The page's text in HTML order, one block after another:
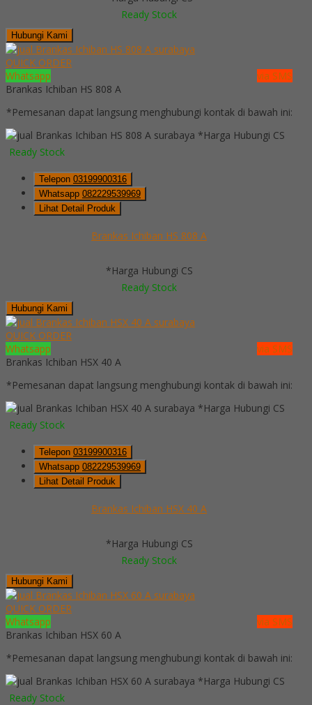
Ready Stock
Hubungi Kami
QUICK ORDER
Whatsapp
via SMS
Brankas Ichiban HS 808 A
*Pemesanan dapat langsung menghubungi kontak di bawah ini:
*Harga Hubungi CS
Ready Stock
Telepon 03199900316
Whatsapp 082229539969
Lihat Detail Produk
Brankas Ichiban HS 808 A
*Harga Hubungi CS
Ready Stock
Hubungi Kami
QUICK ORDER
Whatsapp
via SMS
Brankas Ichiban HSX 40 A
*Pemesanan dapat langsung menghubungi kontak di bawah ini:
*Harga Hubungi CS
Ready Stock
Telepon 03199900316
Whatsapp 082229539969
Lihat Detail Produk
Brankas Ichiban HSX 40 A
*Harga Hubungi CS
Ready Stock
Hubungi Kami
QUICK ORDER
Whatsapp
via SMS
Brankas Ichiban HSX 60 A
*Pemesanan dapat langsung menghubungi kontak di bawah ini:
*Harga Hubungi CS
Ready Stock